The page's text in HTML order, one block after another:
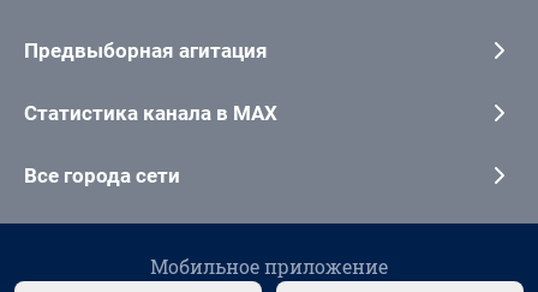
Предвыборная агитация
Статистика канала в MAX
Все города сети
Мобильное приложение